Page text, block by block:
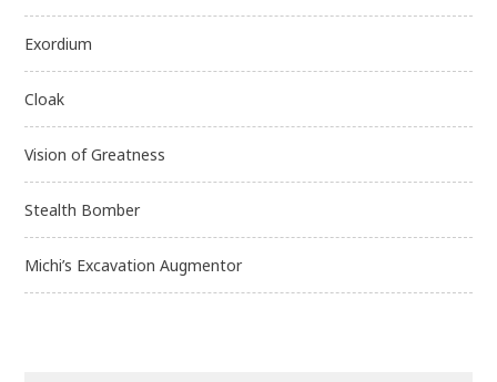
Exordium
Cloak
Vision of Greatness
Stealth Bomber
Michi’s Excavation Augmentor